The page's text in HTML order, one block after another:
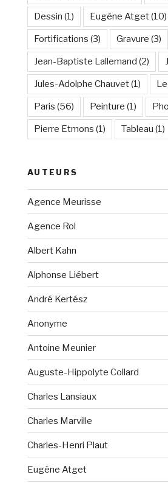
Dessin (1) Eugène Atget(10)
Fortifications (3) Gravure (3)
Jean-Baptiste Lallemand (2)
Jules-Adolphe Chauvet(1)
Paris (56) Peinture (1)
Pierre Etmons (1) Tableau (1)
AUTEURS
Agence Meurisse
Agence Rol
Albert Kahn
Alphonse Liébert
André Kertész
Anonyme
Antoine Meunier
Auguste-Hippolyte Collard
Charles Lansiaux
Charles Marville
Charles-Henri Plaut
Eugène Atget